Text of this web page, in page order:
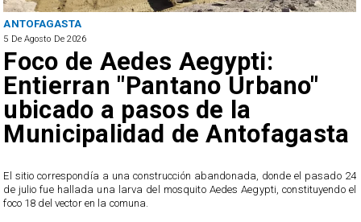
ANTOFAGASTA
5 De Agosto De 2026
Foco de Aedes Aegypti:
Entierran "Pantano Urbano"
ubicado a pasos de la
Municipalidad de Antofagasta
El sitio correspondía a una construcción abandonada, donde el pasado 24
de julio fue hallada una larva del mosquito Aedes Aegypti, constituyendo el
foco 18 del vector en la comuna.